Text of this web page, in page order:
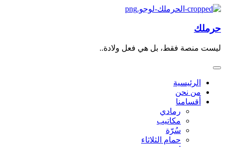
حرملك
ليست منصة فقط، بل هي فعل ولادة..
الرئيسية
من نحن
أقسامنا
رمادي
مكاتيب
سُرّة
حمام الثلاثاء